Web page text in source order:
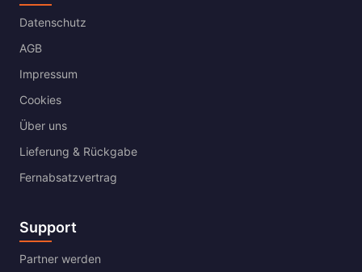
Datenschutz
AGB
Impressum
Cookies
Über uns
Lieferung & Rückgabe
Fernabsatzvertrag
Support
Partner werden